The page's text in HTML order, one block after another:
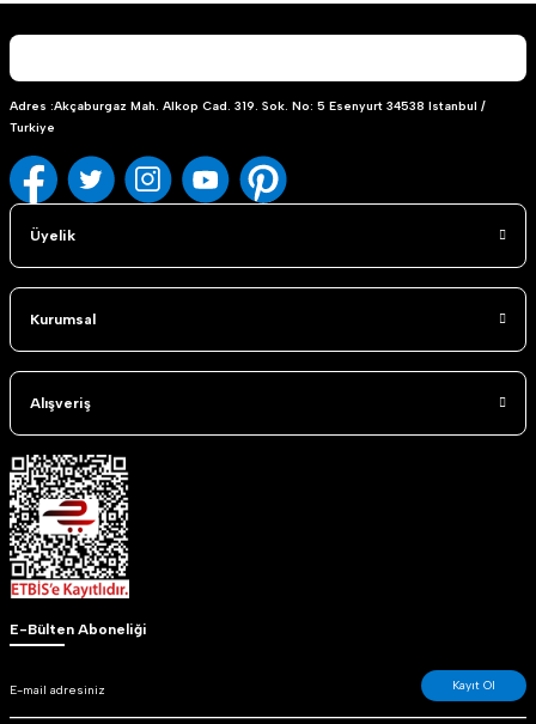
Adres :Akçaburgaz Mah. Alkop Cad. 319. Sok. No: 5 Esenyurt 34538 Istanbul /
Turkiye
Üyelik
Kurumsal
Alışveriş
E-Bülten Aboneliği
Kayıt Ol